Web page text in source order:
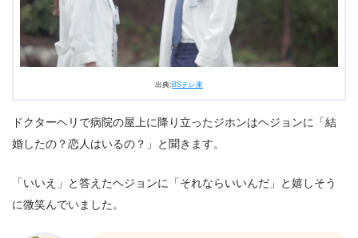
出典: BSテレ東
ドクターヘリで病院の屋上に降り立ったジホンはヘジョンに「結
婚したの？恋人はいるの？」と聞きます。
「いいえ」と答えたヘジョンに「それならいいんだ」と嬉しそう
に微笑んでいました。